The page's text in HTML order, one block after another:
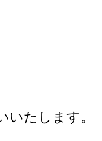
いたします。